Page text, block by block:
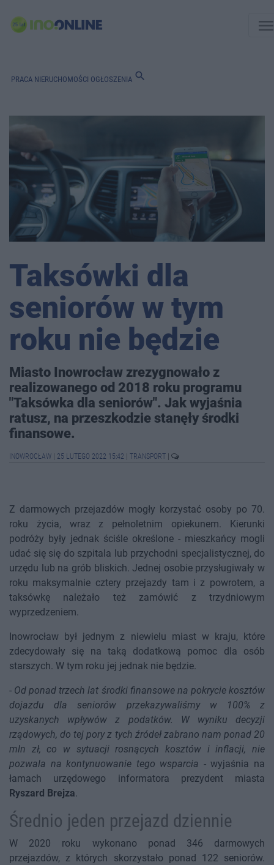
PRACA NIERUCHOMOŚCI OGŁOSZENIA search
Taksówki dla
seniorów w tym
roku nie będzie
Miasto Inowrocław zrezygnowało z
realizowanego od 2018 roku programu
"Taksówka dla seniorów". Jak wyjaśnia
ratusz, na przeszkodzie stanęły środki
finansowe.
INOWROCŁAW 25 LUTEGO 2022 15:42 TRANSPORT
Z darmowych przejazdów mogły korzystać osoby po 70.
roku życia, wraz z pełnoletnim opiekunem. Kierunki
podróży były jednak ściśle określone - mieszkańcy mogli
udać się się do szpitala lub przychodni specjalistycznej, do
urzędu lub na grób bliskich. Jednej osobie przysługiwały w
roku maksymalnie cztery przejazdy tam i z powrotem, a
taksówkę należało też zamówić z trzydniowym
wyprzedzeniem.
Inowrocław był jednym z niewielu miast w kraju, które
zdecydowały się na taką dodatkową pomoc dla osób
starszych. W tym roku jej jednak nie będzie.
- Od ponad trzech lat środki finansowe na pokrycie kosztów
dojazdu dla seniorów przekazywaliśmy w 100% z
uzyskanych wpływów z podatków. W wyniku decyzji
rządowych, do tej pory z tych źródeł zabrano nam ponad 20
mln zł, co w sytuacji rosnących kosztów i inflacji, nie
pozwala na kontynuowanie tego wsparcia - wyjaśnia na
łamach urzędowego informatora prezydent miasta
Ryszard Brejza.
Średnio jeden przejazd dziennie
W 2020 roku wykonano ponad 346 darmowych
przejazdów, z których skorzystało ponad 122 seniorów.